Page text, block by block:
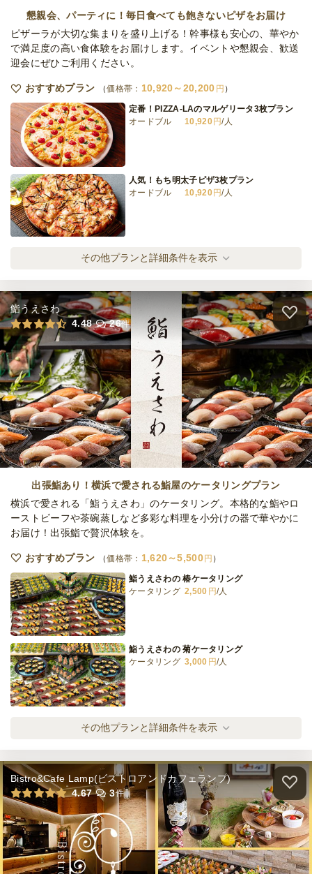
納品可能》
ケータリング 2,000円 /人
TONKYケータリングおしゃれカップ12品プ
能》
ケータリング 3,000円 /人
ケータリング
80,000円
懇親会、パーティに！毎日食べても飽きないピザをお届け
ピザーラが大切な集まりを盛り上げる！幹事様も安心の、華やか
で満足度の高い食体験をお届けします。イベントや懇親会、歓送
迎会にぜひご利用ください。
おすすめプラン 価格帯： 10,920～20,200 円
定番！PIZZA-LAのマルゲリータ3枚プラン
オードブル
10,920 円/人
人気！もち明太子ピザ3枚プラン
オードブル
10,920 円/人
ロングセラー！テリヤキチキン3枚プラン
オードブル
11,940 円 /人
絶品！PIZZA-LAのカレーモントレー3枚プ
ラン
オードブル
12,360円/人
旨み×贅沢！シーフードイタリアーナ3枚プ
ラン
オードブル
14,400円/人
PIZZA-LAが贈る定番3種プラン
PIZZA-LAが贈る人気3種プラン
オードブル
10,920円
その他プランと詳細条件を表示
鮨うえさわ
4.48
26件
出張鮨あり！横浜で愛される鮨屋のケータリングプラン
横浜で愛される「鮨うえさわ」のケータリング。本格的な鮨やロ
ーストビーフや茶碗蒸しなど多彩な料理を小分けの器で華やかに
お届け！出張鮨で贅沢体験を。
おすすめプラン 価格帯： 1,620～5,500円
鮨うえさわの 椿ケータリング
ケータリング 2,500 円/人
鮨うえさわの 菊ケータリング
ケータリング 3,000 円/人
ケータリング 3,500円/人
出張鮨あり！鮨うえさわ 葵ケータリング
ケータリング 4,500円 /人
出張鮨あり！鮨うえさわ 雅ケータリング
その他プランと詳細条件を表示
Bistro&Cafe Lamp(ビストロアンドカフェランプ)
4.67
3件